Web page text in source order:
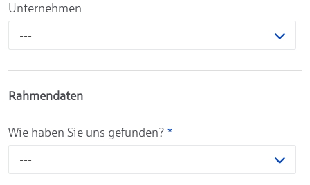
Unternehmen
---
Rahmendaten
Wie haben Sie uns gefunden? *
---